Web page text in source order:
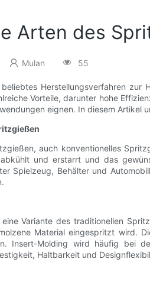
Arten des
Mulan 55
Herstellungsverfahren zur
Vorteile, darunter hohe
eignen. In diesem Artikel
auch konventionelles
und erstarrt und das
Spielzeug, Behälter und
Variante des traditionellen
Material eingespritzt wird.
Insert-Molding wird häufig bei
Haltbarkeit und